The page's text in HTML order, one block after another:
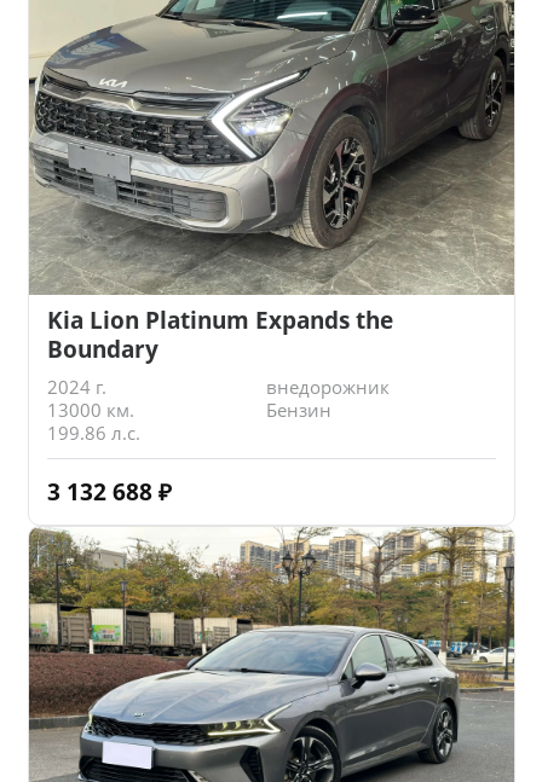
Kia Lion Platinum Expands the
Boundary
2024 г.
внедорожник
13000 км.
Бензин
199.86 л.с.
3 132 688 ₽